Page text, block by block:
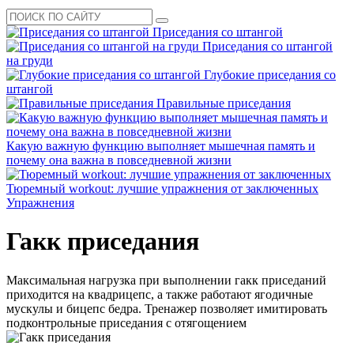
Приседания со штангой
Приседания со штангой
на груди
Глубокие приседания со
штангой
Правильные приседания
Какую важную функцию выполняет мышечная память и
почему она важна в повседневной жизни
Тюремный workout: лучшие упражнения от заключенных
Упражнения
Гакк приседания
Максимальная нагрузка при выполнении гакк приседаний
приходится на квадрицепс, а также работают ягодичные
мускулы и бицепс бедра. Тренажер позволяет имитировать
подконтрольные приседания с отягощением